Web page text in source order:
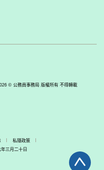
© 公務員事務局 版權所有 不得轉載
私隱政策
三月二十日